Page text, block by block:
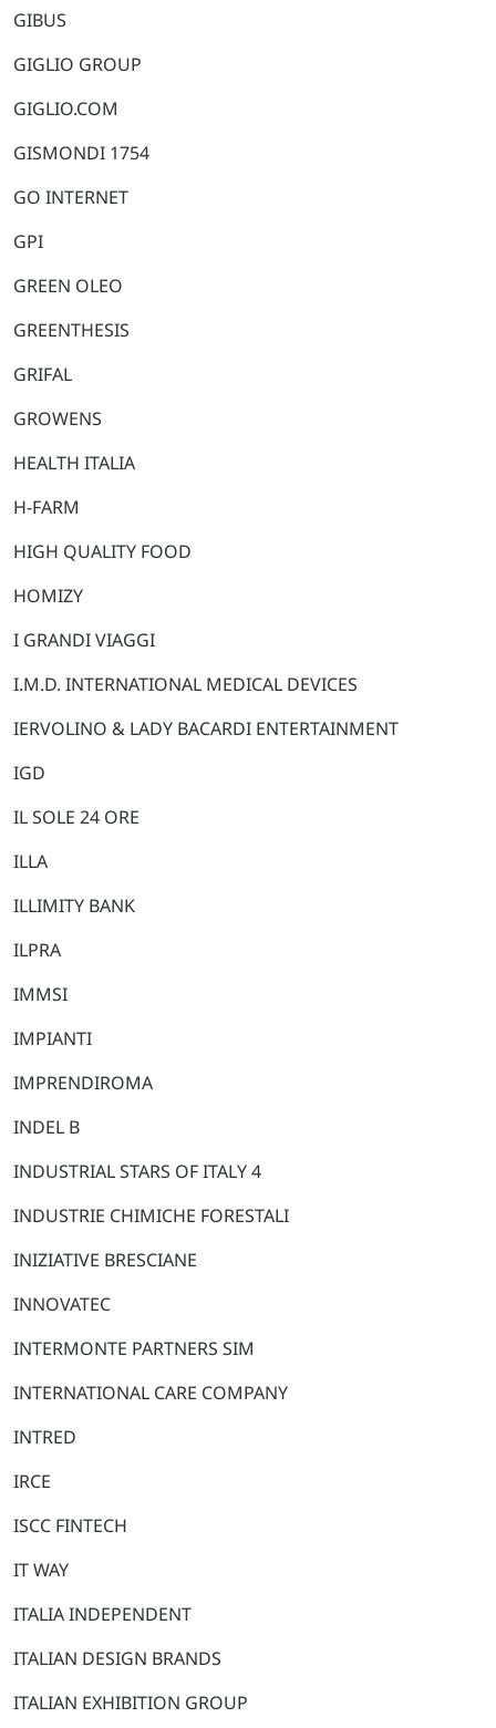
GIBUS
GIGLIO GROUP
GIGLIO.COM
GISMONDI 1754
GO INTERNET
GPI
GREEN OLEO
GREENTHESIS
GRIFAL
GROWENS
HEALTH ITALIA
H-FARM
HIGH QUALITY FOOD
HOMIZY
I GRANDI VIAGGI
I.M.D. INTERNATIONAL MEDICAL DEVICES
IERVOLINO & LADY BACARDI ENTERTAINMENT
IGD
IL SOLE 24 ORE
ILLA
ILLIMITY BANK
ILPRA
IMMSI
IMPIANTI
IMPRENDIROMA
INDEL B
INDUSTRIAL STARS OF ITALY 4
INDUSTRIE CHIMICHE FORESTALI
INIZIATIVE BRESCIANE
INNOVATEC
INTERMONTE PARTNERS SIM
INTERNATIONAL CARE COMPANY
INTRED
IRCE
ISCC FINTECH
IT WAY
ITALIA INDEPENDENT
ITALIAN DESIGN BRANDS
ITALIAN EXHIBITION GROUP